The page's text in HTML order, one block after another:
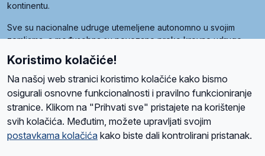
kontinentu.
Sve su nacionalne udruge utemeljene autonomno u svojim
zemljama, a međusobna su povezane preko krovne udruge
Radio Maria). Svjetsku obitelj utemeljilo je sedam članica, među
kojima je i hrvatska Udruga Radio Marija.
O namaRadio ProgramVolonteriPrijateljiKontaktPravila privatnosti
Koristimo kolačiće!
Na našoj web stranici koristimo kolačiće kako bismo
osigurali osnovne funkcionalnosti i pravilno funkcioniranje
stranice. Klikom na "Prihvati sve" pristajete na korištenje
svih kolačića. Međutim, možete upravljati svojim
postavkama kolačića kako biste dali kontrolirani pristanak.